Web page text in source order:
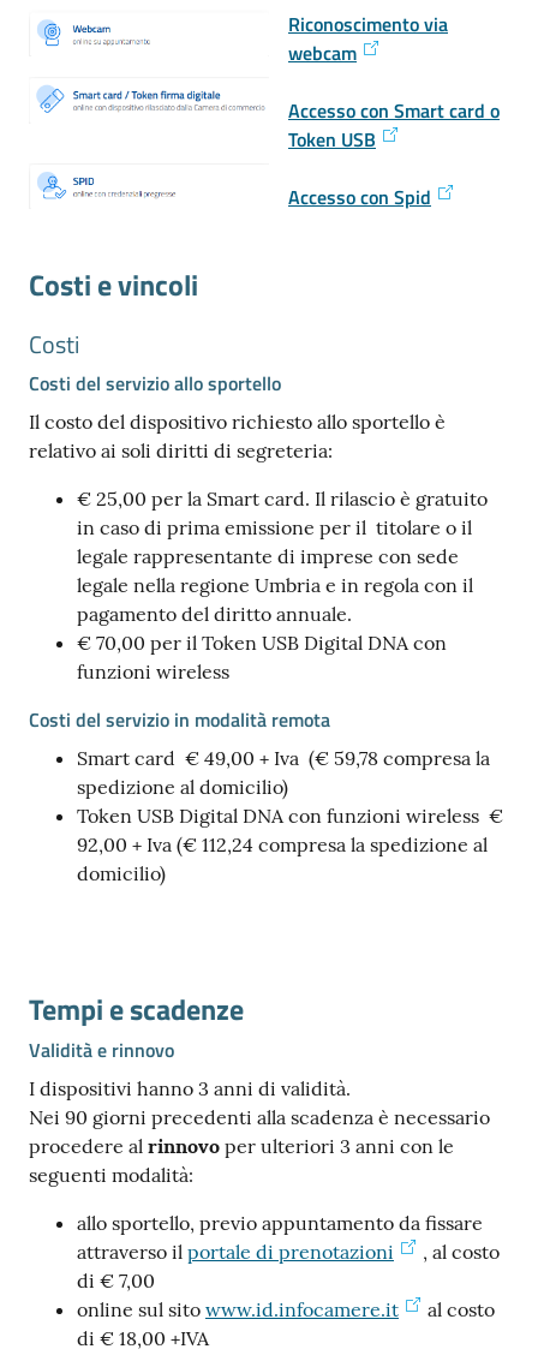
Riconoscimento via
webcam
Accesso con Smart card o
Token USB
Accesso con Spid
Costi e vincoli
Costi
Costi del servizio allo sportello
Il costo del dispositivo richiesto allo sportello è
relativo ai soli diritti di segreteria:
€ 25,00 per la Smart card. Il rilascio è gratuito
in caso di prima emissione per il titolare o il
legale rappresentante di imprese con sede
legale nella regione Umbria e in regola con il
pagamento del diritto annuale.
€ 70,00 per il Token USB Digital DNA con
funzioni wireless
Costi del servizio in modalità remota
Smart card € 49,00 + Iva (€ 59,78 compresa la
spedizione al domicilio)
Token USB Digital DNA con funzioni wireless €
92,00 + Iva (€ 112,24 compresa la spedizione al
domicilio)
Tempi e scadenze
Validità e rinnovo
I dispositivi hanno 3 anni di validità.
Nei 90 giorni precedenti alla scadenza è necessario
procedere al rinnovo per ulteriori 3 anni con le
seguenti modalità:
allo sportello, previo appuntamento da fissare
attraverso il portale di prenotazioni
, al costo
di € 7,00
online sul sito www.id.infocamere.it
al costo
di € 18,00 +IVA